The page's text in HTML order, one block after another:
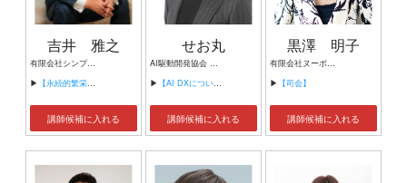
吉井 雅之
有限会社シンプルタスク 代表取締役 習慣形成コンサルタント
▶ 【永続的繁栄の組織づくり】
講師候補に入れる
せお丸
AI駆動開発協会 代表理事 サイバーフリークス株式会社 代表取締役
▶ 【AI DXについて】
講師候補に入れる
黒澤 明子
有限会社ヌーボヌール代表取締役
▶ 【司会】
講師候補に入れる